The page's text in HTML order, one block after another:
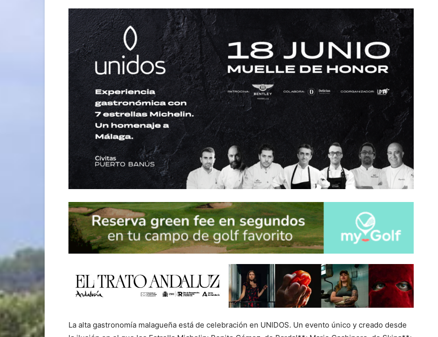
La alta gastronomía malagueña está de celebración en UNIDOS. Un evento único y creado desde